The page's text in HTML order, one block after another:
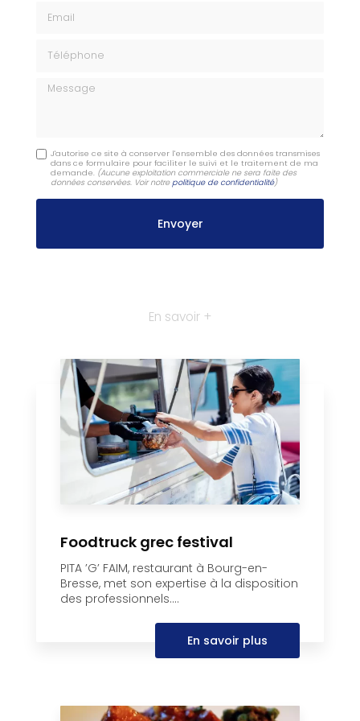
Message
J'autorise ce site à conserver l'ensemble des données transmises
dans ce formulaire pour faciliter le suivi et le traitement de ma
demande. (Aucune exploitation commerciale ne sera faite des
données conservées. Voir notre politique de confidentialité)
En savoir +
Foodtruck grec festival
PITA ’G’ FAIM, restaurant à Bourg-en-
Bresse, met son expertise à la disposition
des professionnels....
En savoir plus